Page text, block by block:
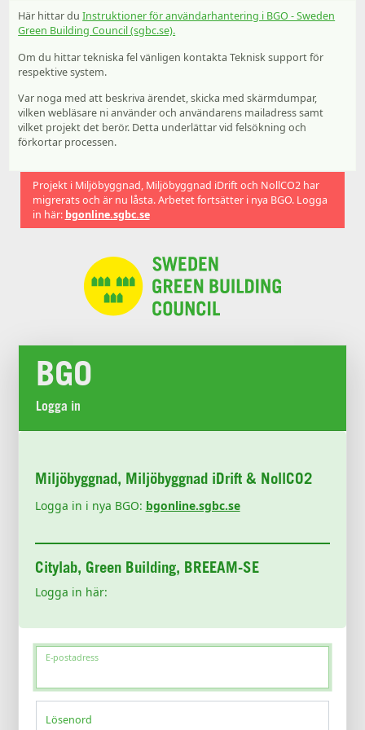
Här hittar duInstruktioner för användarhantering i BGO - Sweden
Green Building Council (sgbc.se).
Om du hittar tekniska fel vänligen kontakta Teknisk support för
respektive system.
Var noga med att beskriva ärendet, skicka med skärmdumpar,
vilken webläsare ni använder och användarens mailadress samt
vilket projekt det berör. Detta underlättar vid felsökning och
förkortar processen.
Projekt i Miljöbyggnad, Miljöbyggnad iDrift och NollCO2 har
migrerats och är nu låsta. Arbetet fortsätter i nya BGO. Logga
in här: bgonline.sgbc.se
BGO
Logga in
Miljöbyggnad, Miljöbyggnad iDrift & NollCO2
Logga in i nya BGO: bgonline.sgbc.se
Citylab, Green Building, BREEAM-SE
Logga in här:
E-postadress
Lösenord